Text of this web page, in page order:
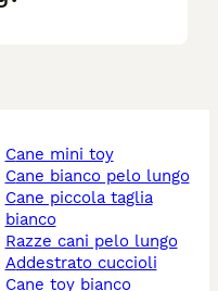
cane mini toy
cane bianco pelo lungo
cane piccola taglia
bianco
razze cani pelo lungo
addestrato cuccioli
cane toy bianco